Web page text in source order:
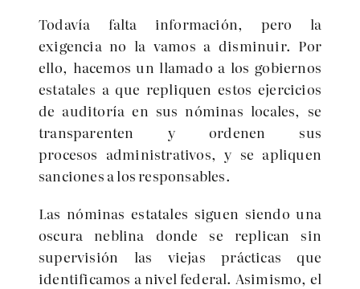
Todavía falta información, pero la
exigencia no la vamos a disminuir. Por
ello, hacemos un llamado a los gobiernos
estatales a que repliquen estos ejercicios
de auditoría en sus nóminas locales, se
transparenten y ordenen sus
procesos administrativos, y se apliquen
sanciones a los responsables.
Las nóminas estatales siguen siendo una
oscura neblina donde se replican sin
supervisión las viejas prácticas que
identificamos a nivel federal. Asimismo, el